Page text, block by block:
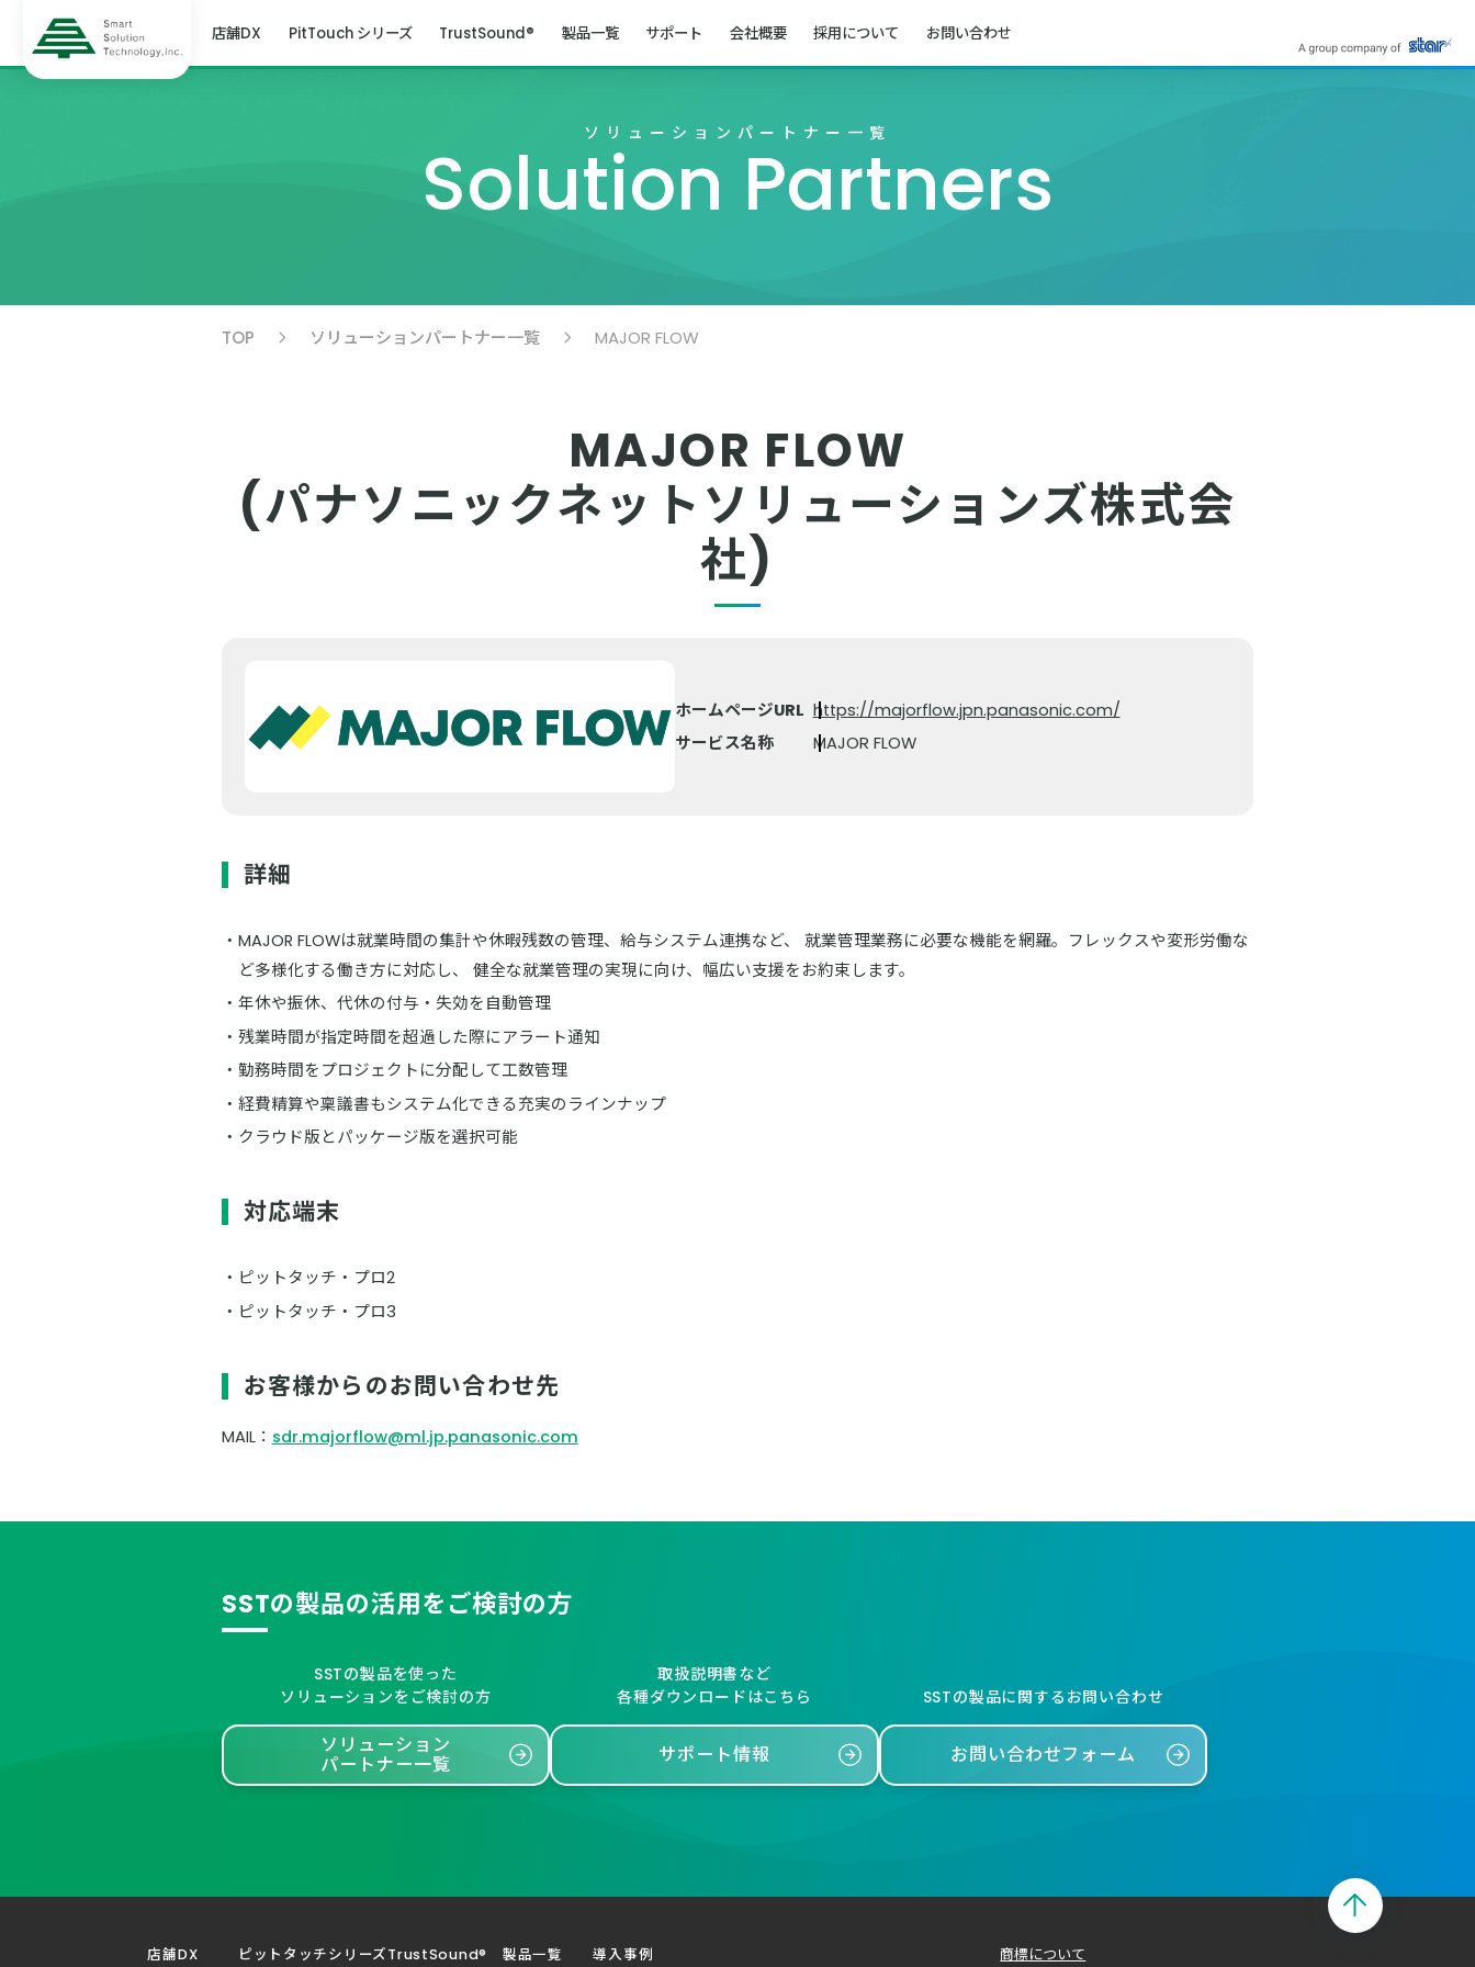
店舗DX PitTouch シリーズ TrustSound® 製品一覧 サポート 会社概要 採用について お問い合わせ
ソリューションパートナー一覧
Solution Partners
TOP ソリューションパートナー一覧 MAJOR FLOW
MAJOR FLOW
(パナソニックネットソリューションズ株式会
社)
ホームページURL https://majorflow.jpn.panasonic.com/
サービス名称
MAJOR FLOW
詳細
MAJOR FLOWは就業時間の集計や休暇残数の管理、給与システム連携など、 就業管理業務に必要な機能を網羅。フレックスや変形労働な
ど多様化する働き方に対応し、 健全な就業管理の実現に向け、幅広い支援をお約束します。
年休や振休、代休の付与・失効を自動管理
残業時間が指定時間を超過した際にアラート通知
勤務時間をプロジェクトに分配して工数管理
経費精算や稟議書もシステム化できる充実のラインナップ
クラウド版とパッケージ版を選択可能
対応端末
ピットタッチ・プロ2
ピットタッチ・プロ3
お客様からのお問い合わせ先
MAIL： sdr.majorflow@ml.jp.panasonic.com
SSTの製品の活用をご検討の方
SSTの製品を使った
ソリューションをご検討の方
ソリューション
パートナー一覧
取扱説明書など
各種ダウンロードはこちら
サポート情報
SSTの製品に関するお問い合わせ
お問い合わせフォーム
店舗DX ピットタッチシリーズTrustSound® 製品一覧 導入事例 商標について